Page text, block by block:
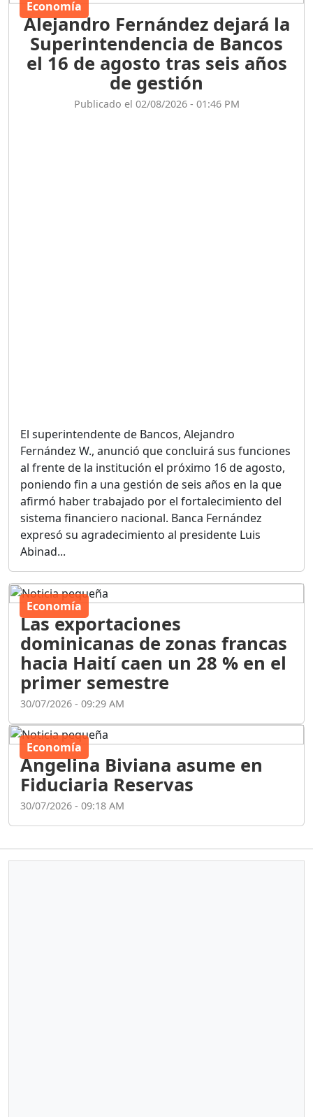
Economía
Alejandro Fernández dejará la
Superintendencia de Bancos
el 16 de agosto tras seis años
de gestión
Publicado el 02/08/2026 - 01:46 PM
El superintendente de Bancos, Alejandro
Fernández W., anunció que concluirá sus funciones
al frente de la institución el próximo 16 de agosto,
poniendo fin a una gestión de seis años en la que
afirmó haber trabajado por el fortalecimiento del
sistema financiero nacional. Banca Fernández
expresó su agradecimiento al presidente Luis
Abinad...
Economía
Las exportaciones
dominicanas de zonas francas
hacia Haití caen un 28 % en el
primer semestre
30/07/2026 - 09:29 AM
Economía
Angelina Biviana asume en
Fiduciaria Reservas
30/07/2026 - 09:18 AM